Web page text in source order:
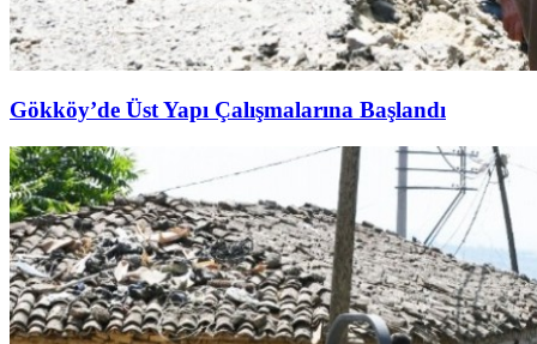
Gökköy’de Üst Yapı Çalışmalarına Başlandı